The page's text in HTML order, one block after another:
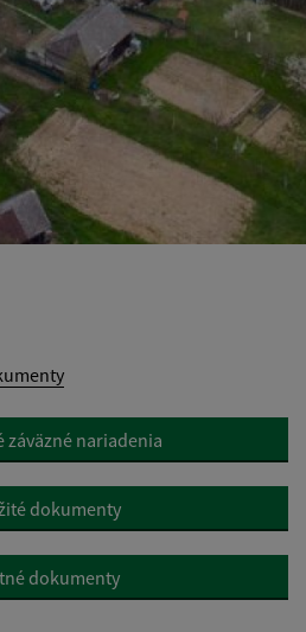
záväzné nariadenia
dokumenty
dokumenty